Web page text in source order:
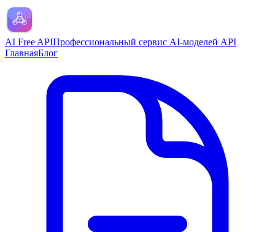
AI Free APIПрофессиональный сервис AI-моделей API
ГлавнаяБлог